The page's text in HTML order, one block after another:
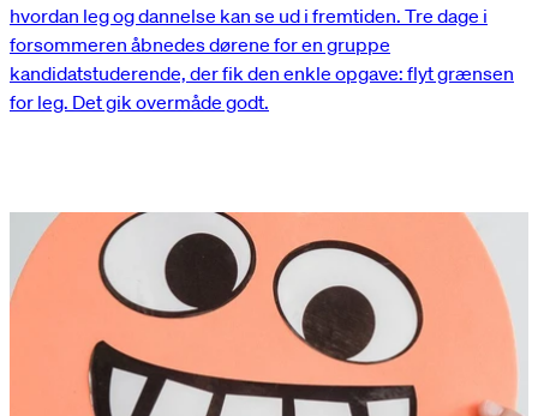
hvordan leg og dannelse kan se ud i fremtiden. Tre dage i
forsommeren åbnedes dørene for en gruppe
kandidatstuderende, der fik den enkle opgave: flyt grænsen
for leg. Det gik overmåde godt.